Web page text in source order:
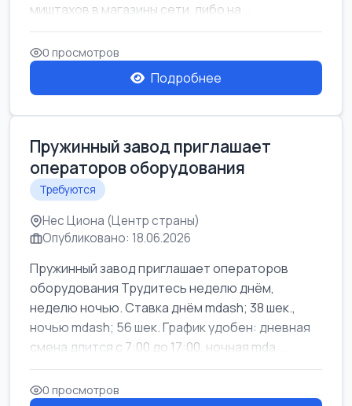
миштахов в магазины сети, либо на...
0 просмотров
Подробнее
Пружинный завод приглашает
операторов оборудования
Требуются
Нес Циона (Центр страны)
Опубликовано: 18.06.2026
Пружинный завод приглашает операторов
оборудования Трудитесь неделю днём,
неделю ночью. Ставка днём mdash; 38 шек.,
ночью mdash; 56 шек. График удобен: дневная
смена длится с 7:00 до 17:00, ночная mda...
0 просмотров